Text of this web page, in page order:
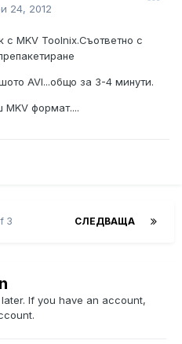
24, 2012
MKV Toolnix.Съответно с
AVI...общо за 3-4 минути.
формат....
СЛЕДВАЩА
3
If you have an account,